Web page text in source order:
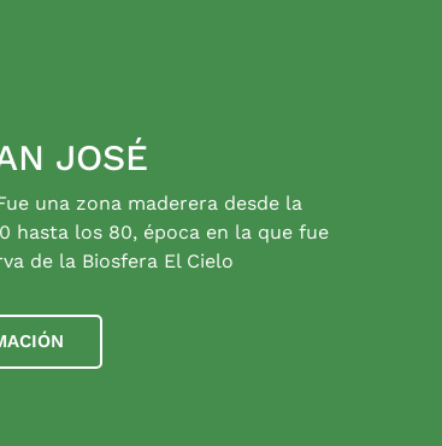
JOSÉ
una zona maderera desde la
hasta los 80, época en la que fue
de la Biosfera El Cielo